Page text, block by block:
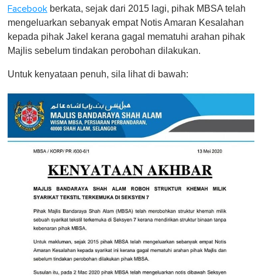
Facebook berkata, sejak dari 2015 lagi, pihak MBSA telah
mengeluarkan sebanyak empat Notis Amaran Kesalahan
kepada pihak Jakel kerana gagal mematuhi arahan pihak
Majlis sebelum tindakan perobohan dilakukan.
Untuk kenyataan penuh, sila lihat di bawah: